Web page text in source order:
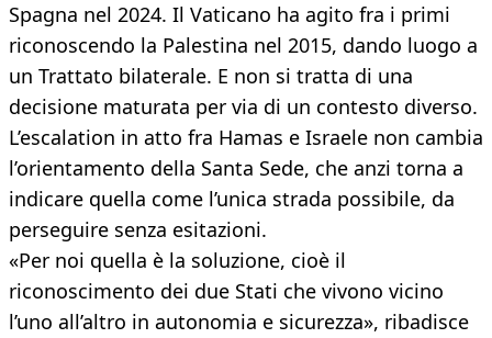
Spagna nel 2024. Il Vaticano ha agito fra i primi
riconoscendo la Palestina nel 2015, dando luogo a
un Trattato bilaterale. E non si tratta di una
decisione maturata per via di un contesto diverso.
L’escalation in atto fra Hamas e Israele non cambia
l’orientamento della Santa Sede, che anzi torna a
indicare quella come l’unica strada possibile, da
perseguire senza esitazioni.
«Per noi quella è la soluzione, cioè il
riconoscimento dei due Stati che vivono vicino
l’uno all’altro in autonomia e sicurezza», ribadisce